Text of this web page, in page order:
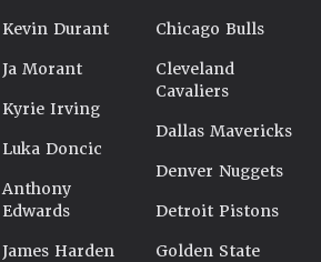
Kevin Durant
Ja Morant
Kyrie Irving
Luka Doncic
Anthony
Edwards
James Harden
Chicago Bulls
Cleveland
Cavaliers
Dallas Mavericks
Denver Nuggets
Detroit Pistons
Golden State